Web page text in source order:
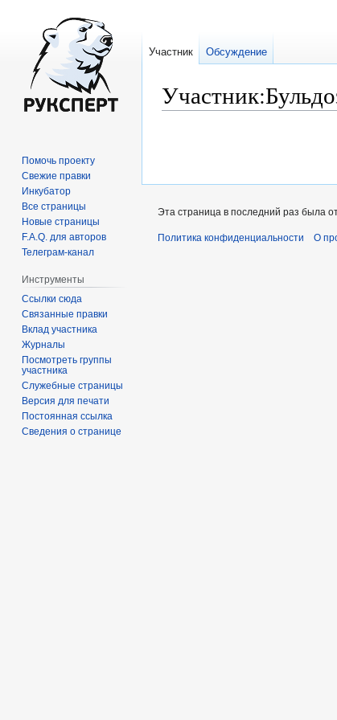
Участник:
Участник Обсуждение
Помочь проекту
Свежие правки
Инкубатор
Все страницы
Новые страницы
F.A.Q. для авторов
Телеграм-канал
Инструменты
Ссылки сюда
Связанные правки
Вклад участника
Журналы
Посмотреть группы
участника
Служебные страницы
Версия для печати
Постоянная ссылка
Сведения о странице
Эта страница в последний раз была
Политика конфиденциальности О